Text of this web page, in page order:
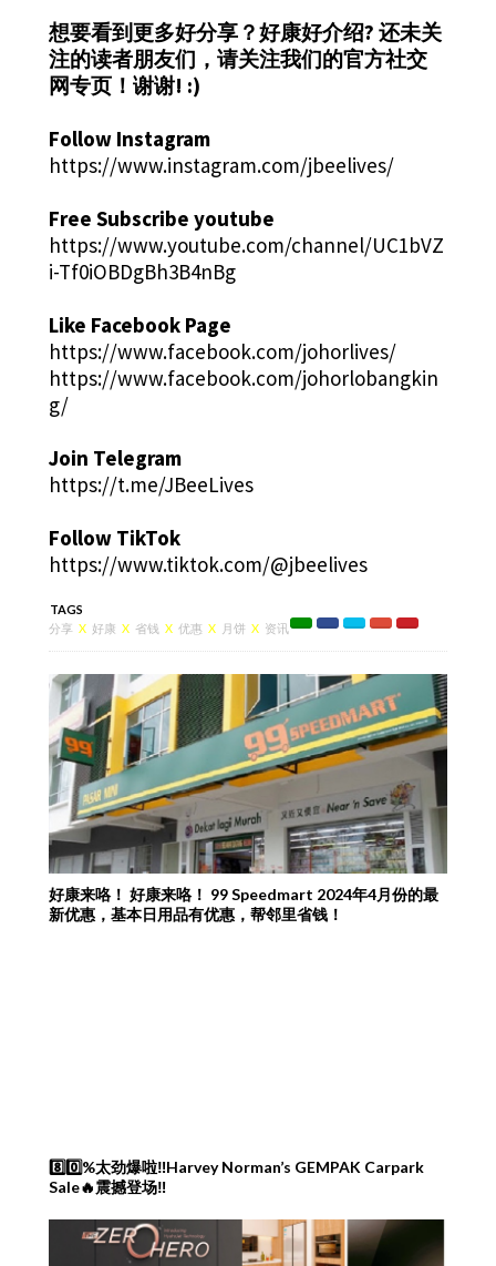
想要看到更多好分享？好康好介绍? 还未关
注的读者朋友们，请关注我们的官方社交
网专页！谢谢! :)
Follow Instagram
https://www.instagram.com/jbeelives/
Free Subscribe youtube
https://www.youtube.com/channel/UC1bVZ
i-Tf0iOBDgBh3B4nBg
Like Facebook Page
https://www.facebook.com/johorlives/
https://www.facebook.com/johorlobangkin
g/
Join Telegram
https://t.me/JBeeLives
Follow TikTok
https://www.tiktok.com/@jbeelives
TAGS
分享 X 好康 X 省钱 X 优惠 X 月饼 X 资讯
好康来咯！ 好康来咯！ 99 Speedmart 2024年4月份的最
新优惠，基本日用品有优惠，帮邻里省钱！
8️⃣0️⃣%太劲爆啦‼️Harvey Norman’s GEMPAK Carpark
Sale🔥震撼登场‼️